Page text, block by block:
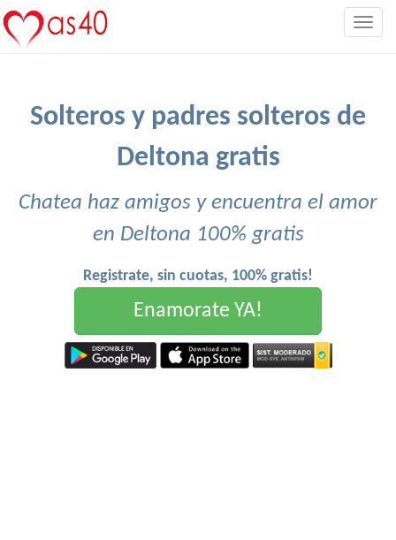
Solteros y padres solteros de
Deltona gratis
Chatea haz amigos y encuentra el amor
en Deltona 100% gratis
Registrate, sin cuotas, 100% gratis!
Enamorate YA!